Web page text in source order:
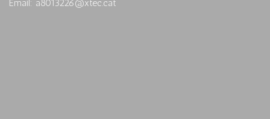
Email: a8013226@xtec.cat